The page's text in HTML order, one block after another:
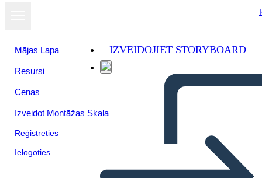
Mājas Lapa
Resursi
Cenas
Izveidot Montāžas Skala
Reģistrēties
Ielogoties
IZVEIDOJIET STORYBOARD